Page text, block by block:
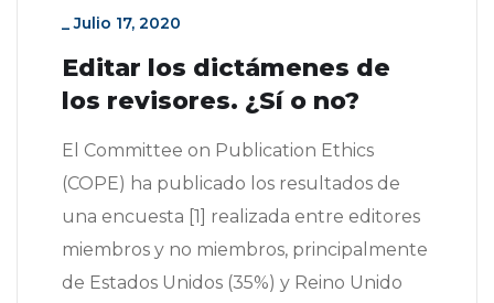
_Julio 17, 2020
Editar los dictámenes de
los revisores. ¿Sí o no?
El Committee on Publication Ethics
(COPE) ha publicado los resultados de
una encuesta [1] realizada entre editores
miembros y no miembros, principalmente
de Estados Unidos (35%) y Reino Unido